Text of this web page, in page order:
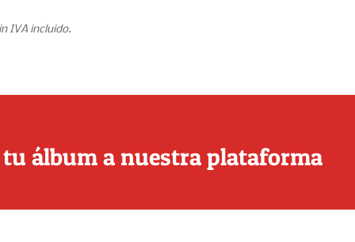
IVA incluido.
tu álbum a nuestra plataforma
la música?
tu música con éxito (y sin